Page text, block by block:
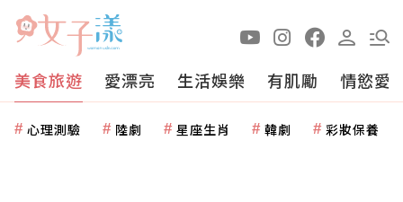
美食旅遊 愛漂亮 生活娛樂 有肌勵 情慾愛
心理測驗 陸劇 星座生肖 韓劇 彩妝保養